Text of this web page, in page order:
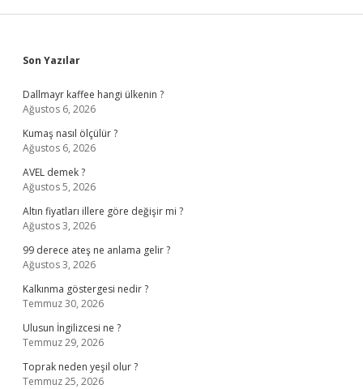
Sidebar
Son Yazılar
Dallmayr kaffee hangi ülkenin ?
Ağustos 6, 2026
Kumaş nasıl ölçülür ?
Ağustos 6, 2026
AVEL demek ?
Ağustos 5, 2026
Altın fiyatları illere göre değişir mi ?
Ağustos 3, 2026
99 derece ateş ne anlama gelir ?
Ağustos 3, 2026
Kalkınma göstergesi nedir ?
Temmuz 30, 2026
Ulusun İngilizcesi ne ?
Temmuz 29, 2026
Toprak neden yeşil olur ?
Temmuz 25, 2026